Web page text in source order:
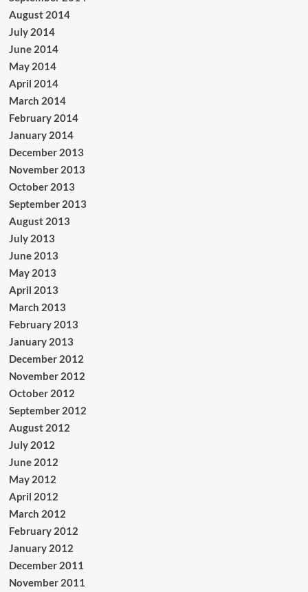
August 2014
July 2014
June 2014
May 2014
April 2014
March 2014
February 2014
January 2014
December 2013
November 2013
October 2013
September 2013
August 2013
July 2013
June 2013
May 2013
April 2013
March 2013
February 2013
January 2013
December 2012
November 2012
October 2012
September 2012
August 2012
July 2012
June 2012
May 2012
April 2012
March 2012
February 2012
January 2012
December 2011
November 2011